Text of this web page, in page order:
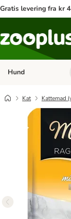
Gratis levering fra kr
Hund
Kat Kattemad